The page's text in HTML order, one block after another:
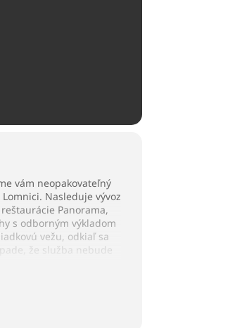
vám neopakovateľný
Nasleduje vývoz
Panorama,
s odborným výkladom
vežu, odkiaľ sa
že služba nebude